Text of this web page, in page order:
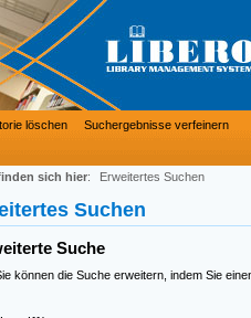
löschen Suchergebnisse verfeinern
sich hier: Erweitertes Suchen
Suchen
Suche
können die Suche erweitern, indem Sie